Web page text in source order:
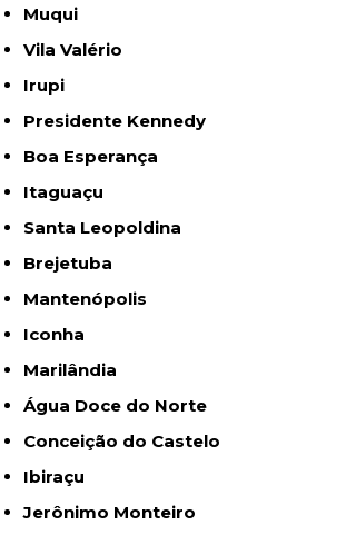
Muqui
Vila Valério
Irupi
Presidente Kennedy
Boa Esperança
Itaguaçu
Santa Leopoldina
Brejetuba
Mantenópolis
Iconha
Marilândia
Água Doce do Norte
Conceição do Castelo
Ibiraçu
Jerônimo Monteiro